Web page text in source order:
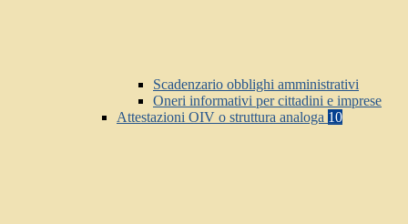
Scadenzario obblighi amministrativi
Oneri informativi per cittadini e imprese
Attestazioni OIV o struttura analoga 10